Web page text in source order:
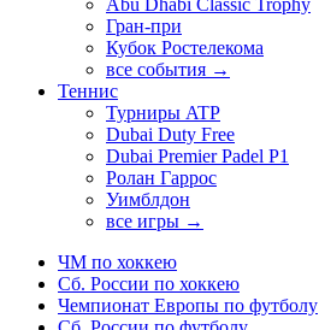
Abu Dhabi Classic Trophy
Гран-при
Кубок Ростелекома
все события →
Теннис
Турниры ATP
Dubai Duty Free
Dubai Premier Padel P1
Ролан Гаррос
Уимблдон
все игры →
ЧМ по хоккею
Сб. России по хоккею
Чемпионат Европы по футболу